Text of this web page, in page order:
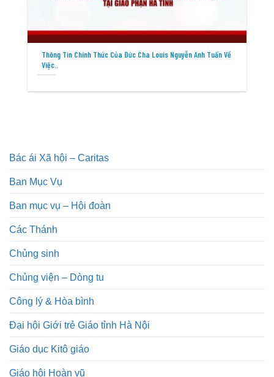
Thông Tin Chính Thức Của Đức Cha Louis Nguyễn Anh Tuấn Về
Việc..
Bác ái Xã hội – Caritas
Ban Mục Vụ
Ban mục vụ – Hội đoàn
Các Thánh
Chủng sinh
Chủng viện – Dòng tu
Công lý & Hòa bình
Đại hội Giới trẻ Giáo tỉnh Hà Nội
Giáo dục Kitô giáo
Giáo hội Hoàn vũ